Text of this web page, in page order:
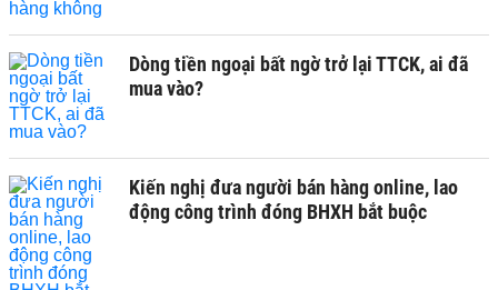
Dòng tiền ngoại bất ngờ trở lại TTCK, ai đã
mua vào?
Kiến nghị đưa người bán hàng online, lao
động công trình đóng BHXH bắt buộc